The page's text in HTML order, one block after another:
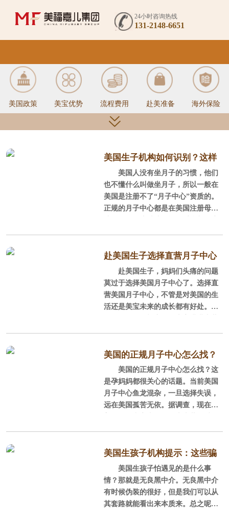
24小时咨询热线
131-2148-6651
美国政策 美宝优势 流程费用 赴美准备 海外保险
美国签证 月子中心 美国医疗 待产生活
母婴指南
美国生子机构如何识别？这样
的机构不正规
美国人没有坐月子的习惯，他们
也不懂什么叫做坐月子，所以一般在
美国是注册不了“月子中心”资质的。
正规的月子中心都是在美国注册母婴
护理资格的月子中心非常少，孕妈要
想找到正规直营，且有母婴护理资格
的月子中心更是难上加难。不过也不
是全无办法，孕妈除了碰运气之外，
就是要熟知辨别技巧，下面就是美福
嘉儿特意整理的一些辨别月子中心是
招：月子中心没有母婴护理资质
的不正规。在美国，母婴护
赴美国生子选择直营月子中心
的优势！
赴美国生子，妈妈们头痛的问题
莫过于选择美国月子中心了。选择直
营美国月子中心，不管是对美国的生
活还是美宝未来的成长都有好处。说
直营美国月子中心的优势：
1. 直营中心，高性价比，服务有
保障
美福嘉儿​的月子中心就是直营
周围的环境都是美福嘉儿美国的员工
亲自拍摄的，透明真实，而且服务内
容都很详细。
对于想要赴美国生子的妈咪来
说，不管你定了哪
美国的正规月子中心怎么找？
直接的方法在这
美国的正规月子中心怎么找？这
是孕妈妈都很关心的话题。当前美国
月子中心鱼龙混杂，一旦选择失误，
远在美国孤苦无依。据调查，现在的
而处于美国的月子中心只是这个服务
过程中的一个重要环节而已。
当然，美国直营月子中心也有正
规与山寨的区别，并且由于住宿条件
美国生孩子机构提示：这些骗
局需注意
美国生孩子怕遇见的是什么事
情？那就是无良黑中介。无良黑中介
有时候伪装的很好，但是我们可以从
其套路就能看出来本质来。总之呢，